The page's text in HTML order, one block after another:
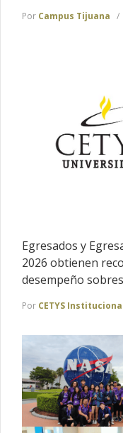
Por Campus Tijuana
Egresados y
2026 obtienen
desempeño
Por CETYS